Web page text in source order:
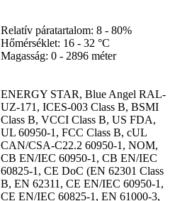
Relatív páratartalom: 8 - 80%
Hőmérséklet: 16 - 32 °C
Magasság: 0 - 2896 méter
ENERGY STAR, Blue Angel RAL-
UZ-171, ICES-003 Class B, BSMI
Class B, VCCI Class B, US FDA,
UL 60950-1, FCC Class B, cUL
CAN/CSA-C22.2 60950-1, NOM,
CB EN/IEC 60950-1, CB EN/IEC
60825-1, CE DoC (EN 62301 Class
B, EN 62311, CE EN/IEC 60950-1,
CE EN/IEC 60825-1, EN 61000-3,